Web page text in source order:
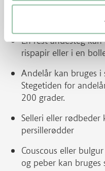
Hvis der er plads i
En rest andesteg
rispapir eller i en
Andelår kan bruges
Stegetiden for
200 grader.
Selleri eller
persillerødder
Couscous eller
og peber kan bruges